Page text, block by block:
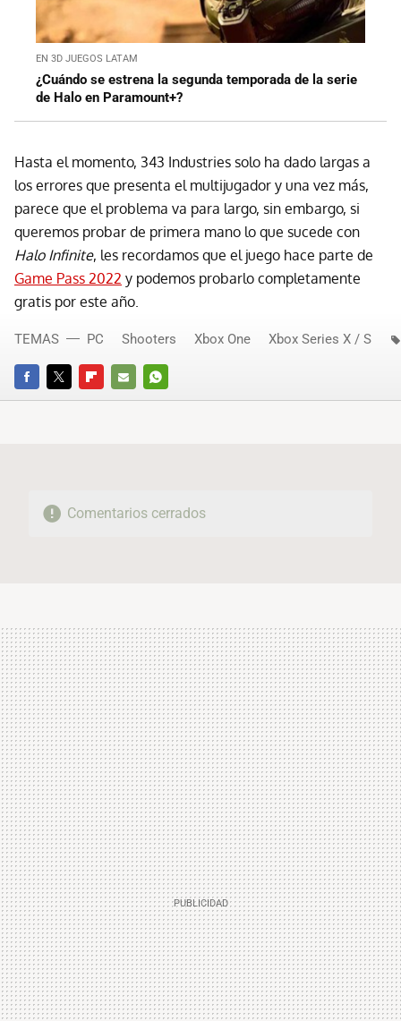
EN 3D JUEGOS LATAM
¿Cuándo se estrena la segunda temporada de la serie
de Halo en Paramount+?
Hasta el momento, 343 Industries solo ha dado largas a
los errores que presenta el multijugador y una vez más,
parece que el problema va para largo, sin embargo, si
queremos probar de primera mano lo que sucede con
Halo Infinite, les recordamos que el juego hace parte de
Game Pass 2022 y podemos probarlo completamente
gratis por este año.
FACEBOOKTWITTERFLIPBOARD
E-
WHATSAPP
TEMAS PC Shooters Xbox One Xbox Series X / S
Comentarios cerrados